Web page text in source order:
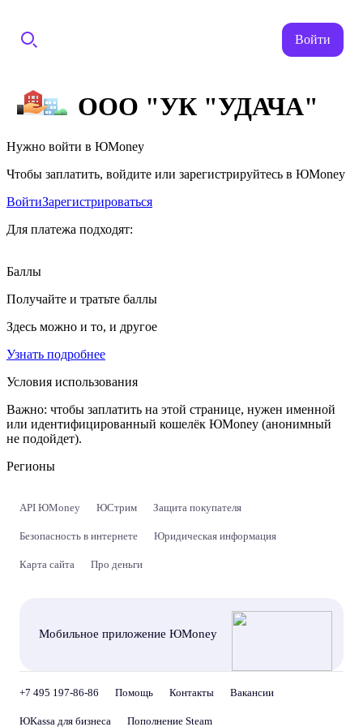
Войти
ООО "УК "УДАЧА"
Нужно войти в ЮMoney
Чтобы заплатить, войдите или зарегистрируйтесь в ЮMoney
ВойтиЗарегистрироваться
Для платежа подходят:
Баллы
Получайте и тратьте баллы
Здесь можно и то, и другое
Узнать подробнее
Условия использования
Важно: чтобы заплатить на этой странице, нужен именной
или идентифицированный кошелёк ЮMoney (анонимный
не подойдет).
Регионы
API ЮMoney ЮСтрим Защита покупателя
Безопасность в интернете Юридическая информация
Карта сайта Про деньги
Мобильное приложение ЮMoney
+7 495 197-86-86 Помощь Контакты Вакансии
ЮKassa для бизнеса Пополнение Steam